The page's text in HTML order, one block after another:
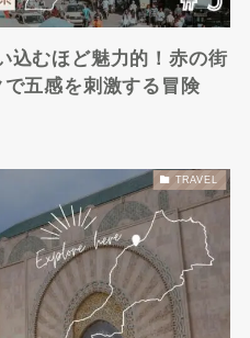
込むほど魅力的！赤の街
五感を刺激する冒険
TRAVEL